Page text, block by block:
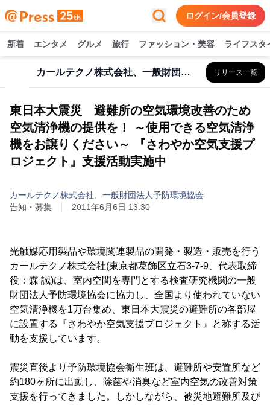
ログイン/会員登録
新着 エンタメ グルメ 旅行 ファッション・美容 ライフスタ
カールテクノ株式会社、一般財団法人予防環境協会 リリース一覧
東日本大震災 避難所の空気環境改善のため
空気清浄機の提供を！ ～使用できる空気清浄
機をお譲りください～ 『さわやか空気支援プ
ロジェクト』支援活動実施中
カールテクノ株式会社、一般財団法人予防環境協会
告知・募集
2011年6月6日 13:30
光触媒応用製品や環境関連製品の開発・製造・販売を行う
カールテクノ株式会社(東京都葛飾区立石3-7-9、代表取締
役：森 誠)は、室内空間を専門とする検査研究機関の一般
財団法人予防環境協会に協力し、全国より使われていない
空気清浄機を1万台集め、東日本大震災の避難所の各部屋
に設置する『さわやか空気支援プロジェクト』と称する活
動を支援しています。
震災直後より予防環境協会衛生班は、避難所や安置所など
約180ヶ所に出動し、除菌や消臭など室内空気の改善対策
支援を行ってきました。しかしながら、被災地避難所及び